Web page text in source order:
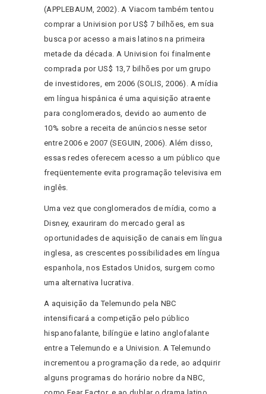
(APPLEBAUM, 2002). A Viacom também tentou
comprar a Univision por US$ 7 bilhões, em sua
busca por acesso a mais latinos na primeira
metade da década. A Univision foi finalmente
comprada por US$ 13,7 bilhões por um grupo
de investidores, em 2006 (SOLIS, 2006). A mídia
em língua hispânica é uma aquisição atraente
para conglomerados, devido ao aumento de
10% sobre a receita de anúncios nesse setor
entre 2006 e 2007 (SEGUIN, 2006). Além disso,
essas redes oferecem acesso a um público que
freqüentemente evita programação televisiva em
inglês.
Uma vez que conglomerados de mídia, como a
Disney, exauriram do mercado geral as
oportunidades de aquisição de canais em língua
inglesa, as crescentes possibilidades em língua
espanhola, nos Estados Unidos, surgem como
uma alternativa lucrativa.
A aquisição da Telemundo pela NBC
intensificará a competição pelo público
hispanofalante, bilíngüe e latino anglofalante
entre a Telemundo e a Univision. A Telemundo
incrementou a programação da rede, ao adquirir
alguns programas do horário nobre da NBC,